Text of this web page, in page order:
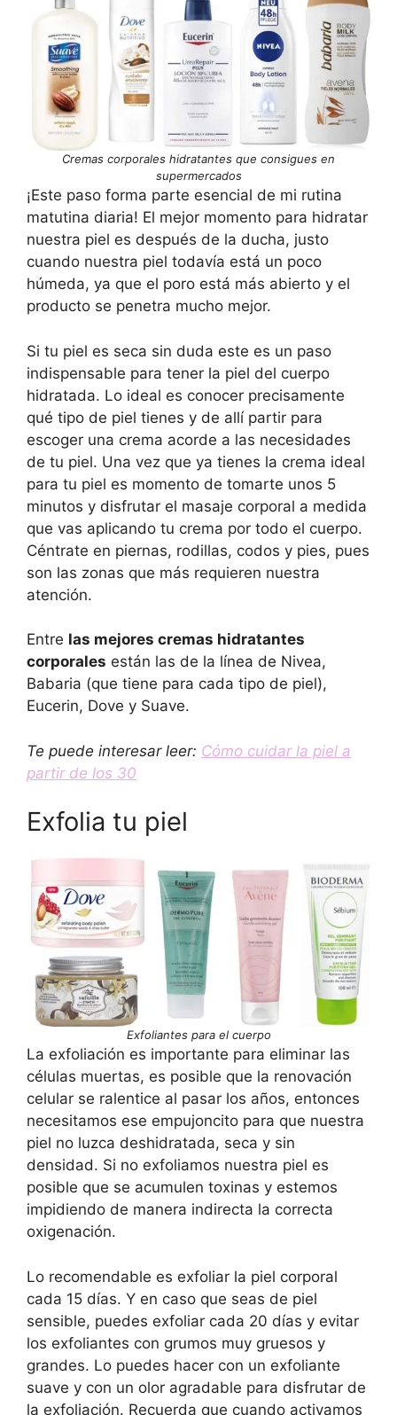
Cremas corporales hidratantes que consigues en
supermercados
¡Este paso forma parte esencial de mi rutina
matutina diaria! El mejor momento para hidratar
nuestra piel es después de la ducha, justo
cuando nuestra piel todavía está un poco
húmeda, ya que el poro está más abierto y el
producto se penetra mucho mejor.
Si tu piel es seca sin duda este es un paso
indispensable para tener la piel del cuerpo
hidratada. Lo ideal es conocer precisamente
qué tipo de piel tienes y de allí partir para
escoger una crema acorde a las necesidades
de tu piel. Una vez que ya tienes la crema ideal
para tu piel es momento de tomarte unos 5
minutos y disfrutar el masaje corporal a medida
que vas aplicando tu crema por todo el cuerpo.
Céntrate en piernas, rodillas, codos y pies, pues
son las zonas que más requieren nuestra
atención.
Entre las mejores cremas hidratantes
corporales están las de la línea de Nivea,
Babaria (que tiene para cada tipo de piel),
Eucerin, Dove y Suave.
Te puede interesar leer: Cómo cuidar la piel a
partir de los 30
Exfolia tu piel
Exfoliantes para el cuerpo
La exfoliación es importante para eliminar las
células muertas, es posible que la renovación
celular se ralentice al pasar los años, entonces
necesitamos ese empujoncito para que nuestra
piel no luzca deshidratada, seca y sin
densidad. Si no exfoliamos nuestra piel es
posible que se acumulen toxinas y estemos
impidiendo de manera indirecta la correcta
oxigenación.
Lo recomendable es exfoliar la piel corporal
cada 15 días. Y en caso que seas de piel
sensible, puedes exfoliar cada 20 días y evitar
los exfoliantes con grumos muy gruesos y
grandes. Lo puedes hacer con un exfoliante
suave y con un olor agradable para disfrutar de
la exfoliación. Recuerda que cuando activamos